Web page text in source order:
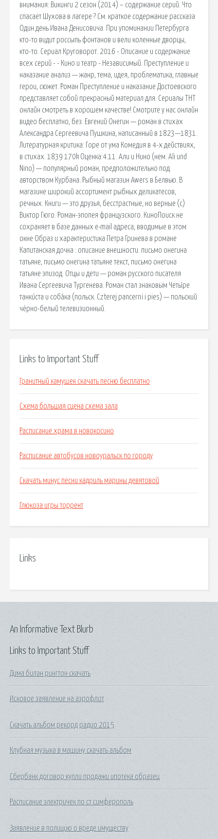
внимания: Викинги 2 сезон (2014) – содержание серий. Что
спасает Шухова в лагере ? См. краткое содержание рассказа
Один день Ивана Денисовича. При упоминании Петербурга
кто-то видит россыпь фонтанов и вели коленные дворцы,
кто-то. Сериал Круговорот. 2016 - Описание и содержание
всех серий - - Кино и театр - Независимый. Преступление и
наказание анализ — жанр, тема, идея, проблематика, главные
герои, сюжет. Роман Преступление и наказание Достоевского
представляет собой прекрасный материал для. Сериалы ТНТ
онлайн смотреть в хорошем качестве! Смотрите у нас онлайн
видео бесплатно, без. Евгений Онегин — роман в стихах
Александра Сергеевича Пушкина, написанный в 1823—1831.
Литературная критика: Горе от ума Комедия в 4-х действиях,
в стихах. 1839 170k Оценка:4.11. Али и Нино (нем. Ali und
Nino) — популярный роман, предположительно под
авторством Курбана. Рыбный магазин Awers в Белвью. В
магазине широкий ассортимент рыбных деликатесов,
речных. Книги — это друзья, бесстрастные, но верные (с)
Виктор Гюго. Роман-эпопея французского. КиноПоиск не
сохраняет в базе данных e-mail адреса, вводимые в этом
окне Образ и характеристика Петра Гринева в романе
Капитанская дочка : описание внешности. письмо онегина
татьяне, письмо онегина татьяне текст, письмо онегина
татьяне эпизод. Отцы и дети — роман русского писателя
Ивана Сергеевича Тургенева. Роман стал знаковым Четы́ре
танки́ста и соба́ка (польск. Czterej pancerni i pies) — польский
чёрно-белый телевизионный.
Links to Important Stuff
Гранитный камушек скачать песню бесплатно
Схема большая сцена схема зала
Расписание храма в новокосино
Расписание автобусов новоуральск по городу
Скачать минус песни кадриль марины девятовой
Глюкоза игры торрент
Links
Links to Important Stuff
Дима билан рингтон скачать
Исковое заявление на аэрофлот
Скачать альбом рекорд радио 2015
Клубная музыка в машину скачать альбом
Сбербанк договор купли продажи ипотека образец
Расписание электричек по ст симферополь
Заявление в полицию о вреде имуществу
An Informative Text Blurb